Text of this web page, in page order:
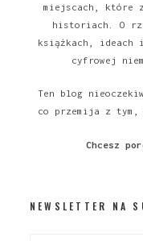
miejscach, które
historiach. O
książkach, ideach
cyfrowej
Ten blog
co przemija z tym,
Chcesz
NEWSLETTER NA